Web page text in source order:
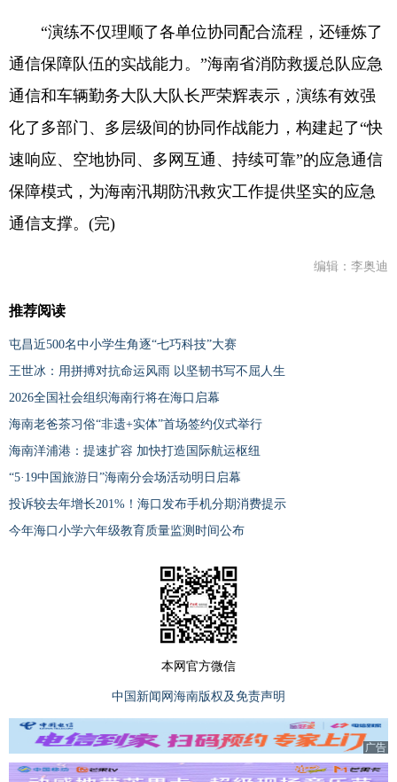
“演练不仅理顺了各单位协同配合流程，还锤炼了
通信保障队伍的实战能力。”海南省消防救援总队应急
通信和车辆勤务大队大队长严荣辉表示，演练有效强
化了多部门、多层级间的协同作战能力，构建起了“快
速响应、空地协同、多网互通、持续可靠”的应急通信
保障模式，为海南汛期防汛救灾工作提供坚实的应急
通信支撑。(完)
编辑：李奥迪
推荐阅读
屯昌近500名中小学生角逐“七巧科技”大赛
王世冰：用拼搏对抗命运风雨 以坚韧书写不屈人生
2026全国社会组织海南行将在海口启幕
海南老爸茶习俗“非遗+实体”首场签约仪式举行
海南洋浦港：提速扩容 加快打造国际航运枢纽
“5·19中国旅游日”海南分会场活动明日启幕
投诉较去年增长201%！海口发布手机分期消费提示
今年海口小学六年级教育质量监测时间公布
本网官方微信
中国新闻网海南版权及免责声明
广告